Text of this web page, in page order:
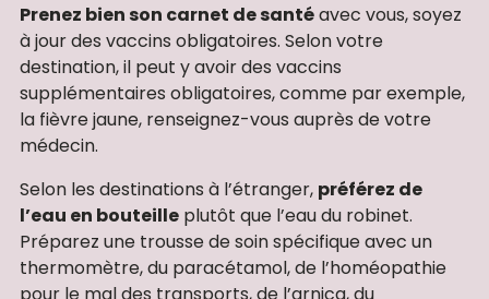
Prenez bien son carnet de santéavec vous, soyez
à jour des vaccins obligatoires. Selon votre
destination, il peut y avoir des vaccins
supplémentaires obligatoires, comme par exemple,
la fièvre jaune, renseignez-vous auprès de votre
médecin.
Selon les destinations à l’étranger, préférez de
l’eau en bouteille plutôt que l’eau du robinet.
Préparez une trousse de soin spécifique avec un
thermomètre, du paracétamol, de l’homéopathie